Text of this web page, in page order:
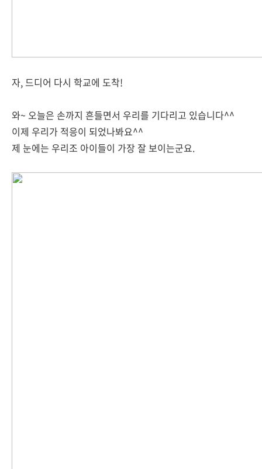
자, 드디어 다시 학교에 도착!
와~ 오늘은 손까지 흔들면서 우리를 기다리고 있습니다^^
이제 우리가 적응이 되었나봐요^^
제 눈에는 우리조 아이들이 가장 잘 보이는군요.